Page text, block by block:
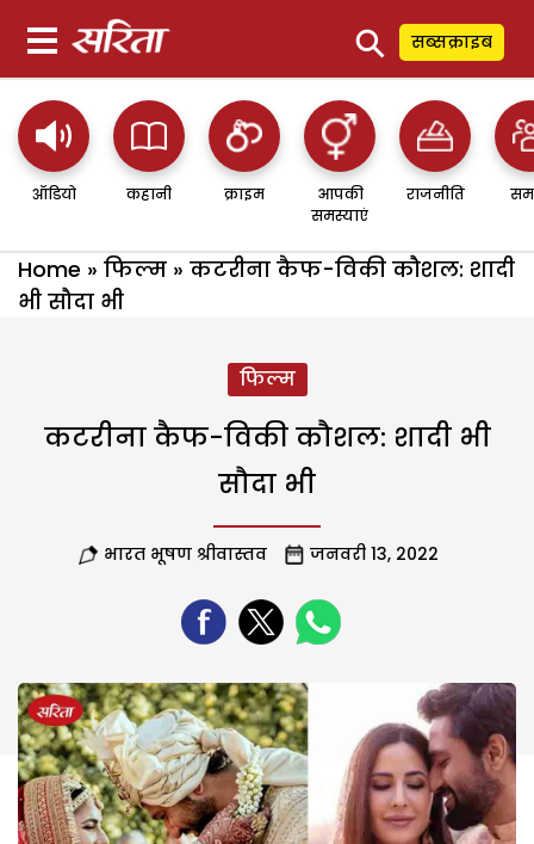
⚲ सब्सक्राइब
ऑडियो कहानी क्राइम
आपकी
समस्याएं
राजनीति
Home » फिल्म » कटरीना कैफ-विकी कौशल: शादी
भी सौदा भी
फिल्म
कटरीना कैफ-विकी कौशल: शादी भी
सौदा भी
भारत भूषण श्रीवास्तव जनवरी 13, 2022